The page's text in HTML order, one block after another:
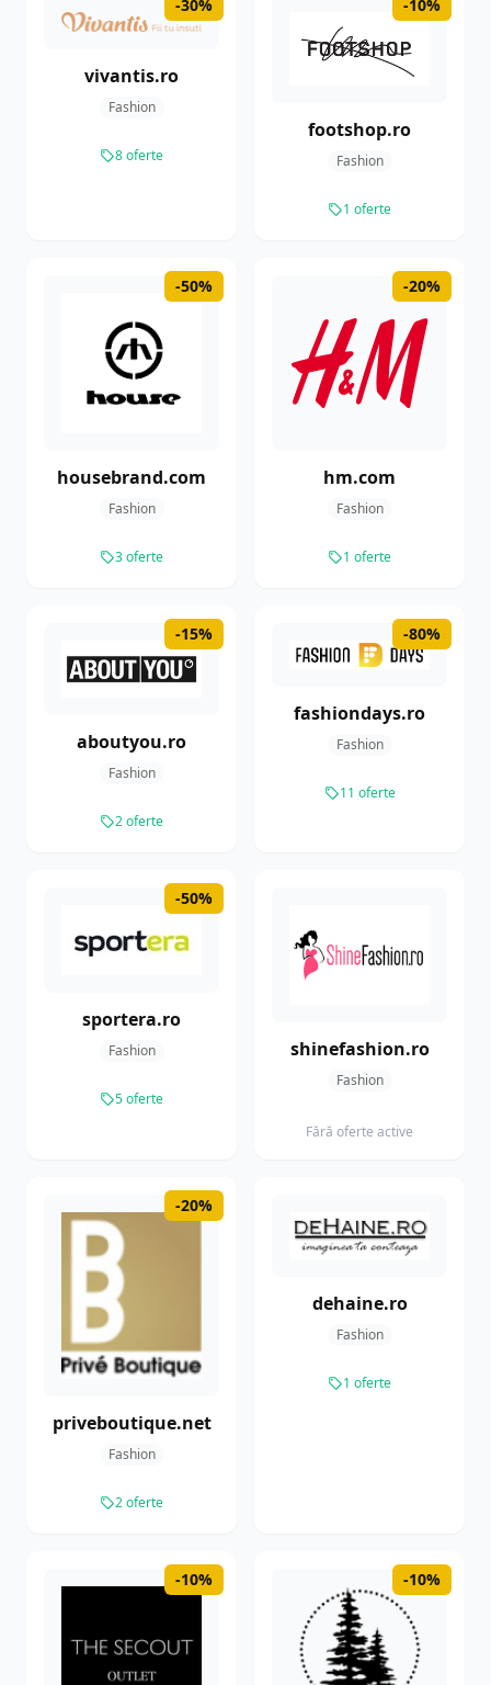
-30%
vivantis.ro
Fashion
8 oferte
-10%
footshop.ro
Fashion
1 oferte
-50%
housebrand.com
Fashion
3 oferte
-20%
hm.com
Fashion
1 oferte
-15%
aboutyou.ro
Fashion
2 oferte
-80%
fashiondays.ro
Fashion
11 oferte
-50%
sportera.ro
Fashion
5 oferte
shinefashion.ro
Fashion
Fără oferte active
-20%
priveboutique.net
Fashion
2 oferte
dehaine.ro
Fashion
1 oferte
-10% -10%